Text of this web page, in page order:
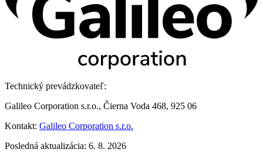
Technický prevádzkovateľ:
Galileo Corporation s.r.o., Čierna Voda 468, 925 06
Kontakt: Galileo Corporation s.r.o.
Posledná aktualizácia: 6. 8. 2026